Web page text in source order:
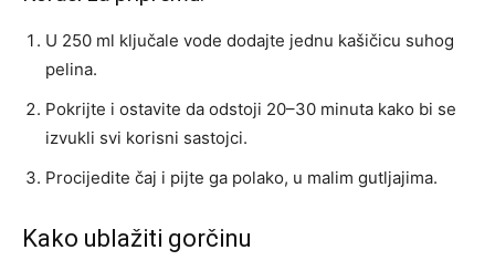
U 250 ml ključale vode dodajte jednu kašičicu suhog
pelina.
Pokrijte i ostavite da odstoji 20–30 minuta kako bi se
izvukli svi korisni sastojci.
Procijedite čaj i pijte ga polako, u malim gutljajima.
Kako ublažiti gorčinu